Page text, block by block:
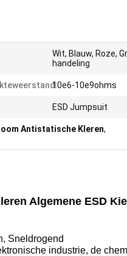
Wit, Blauw, Roze,
handeling
10e6-10e9ohms
ESD Jumpsuit
Antistatische Kleren,
Algemene ESD
Sneldrogend
industrie, de